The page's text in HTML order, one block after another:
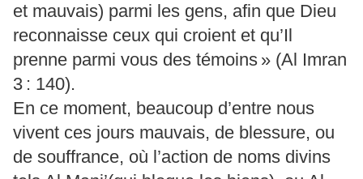
et mauvais) parmi les gens, afin que Dieu
reconnaisse ceux qui croient et qu’Il
prenne parmi vous des témoins » (Al Imran
3 : 140).
En ce moment, beaucoup d’entre nous
vivent ces jours mauvais, de blessure, ou
de souffrance, où l’action de noms divins